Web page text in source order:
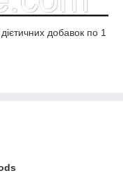
добавок по 1